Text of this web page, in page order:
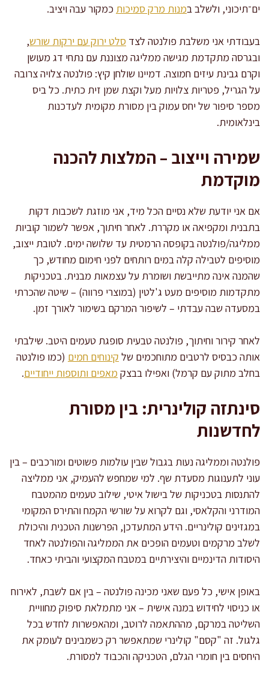
ים־תיכוני, ולשלב במנות מרק סמיכות כמקור עבה ויציב.
בעבודתי אני משלבת פולנטה לצד סלט ירוק עם ירקות שורש,
ובגרסה מתקדמת מגישה ממליגה מצוננת עם נתחי דג מעושן
וקרם גבינת עיזים חמוצה. דמיינו שולחן קיץ: פולנטה צלויה צרובה
על הגריל, פטריות צלויות מעל וקצת שמן זית כתית. כל ביס
מספר סיפור של יחס עמוק בין מסורת מקומית לעדכנות
בינלאומית.
שמירה וייצוב – המלצות להכנה
מוקדמת
אם אני יודעת שלא נסיים הכל מיד, אני מוזגת לשכבות דקות
בתבנית ומקפיאה או מקררת. לאחר חיתוך, אפשר לשמור קוביות
ממליגה/פולנטה בקופסה הרמטית עד שלושה ימים. לטובת ייצוב,
מוסיפים לטבילה קלה במים רותחים לפני חימום מחודש, כך
שהמנה אינה מתייבשת ושומרת על עצמאות מבנית. בטכניקות
מתקדמות מוסיפים מעט ג'לטין (במוצרי פרווה) – שיטה שהכרתי
במסעדה שבה עבדתי – לשיפור המרקם בשימור לאורך זמן.
לאחר קירור וחיתוך, פולנטה טבעית סופגת טעמים היטב. שילבתי
אותה כבסיס לרטבים מתוחכמים של קינוחים חמים (כמו פולנטה
בחלב מתוק עם קרמל) ואפילו בבצק מאפים ותוספות ייחודיים.
סינתזה קולינרית: בין מסורת
לחדשנות
פולנטה וממליגה נעות בגבול שבין עולמות פשוטים ומורכבים – בין
עוני לתענוגות מסעדת שף. למי שמחפש להעמיק, אני ממליצה
להתנסות בטכניקות של בישול איטי, שילוב טעמים מהמטבח
המודרני והקלאסי, וגם לקרוא על שורשי הקמח והתירס המקומי
במגזינים קולינריים. הידע המתעדכן, הפרשנות הטכנית והיכולת
לשלב מרקמים וטעמים הופכים את הממליגה והפולנטה לאחד
היסודות הדינמיים והיצירתיים במטבח המקצועי והביתי כאחד.
באופן אישי, כל פעם שאני מכינה פולנטה – בין אם לשבת, לאירוח
או כניסוי לחידוש במנה אישית – אני מתמלאת סיפוק מחוויית
השליטה במרקם, מההתאמה לרוטב, ומהאפשרות לחדש בכל
גלגול. זה "קסם" קולינרי שמתאפשר רק כשמבינים לעומק את
היחסים בין חומרי הגלם, הטכניקה והכבוד למסורת.